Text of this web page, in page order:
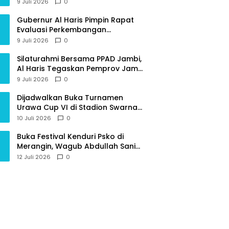
Gubernur Al Haris Pimpin Rapat
Evaluasi Perkembangan
Pelaksanaan Kegiatan
9 Juli 2026 0
Silaturahmi Bersama PPAD Jambi,
Al Haris Tegaskan Pemprov Jambi
Terus Rangkul Para Purnawirawan
9 Juli 2026 0
Dijadwalkan Buka Turnamen
Urawa Cup VI di Stadion Swarna
Bhumi, Gubernur Al Haris Siap
10 Juli 2026 0
Buka Festival Kenduri Psko di
Merangin, Wagub Abdullah Sani
Ajak Generasi Muda Jaga Budaya
12 Juli 2026 0